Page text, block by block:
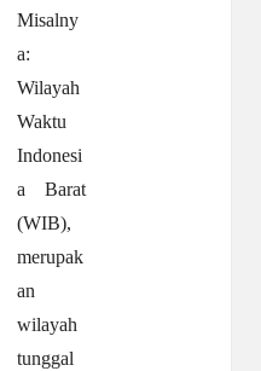
Misalny
a:
Wilayah
Waktu
Indonesi
a Barat
(WIB),
merupak
an
wilayah
tunggal